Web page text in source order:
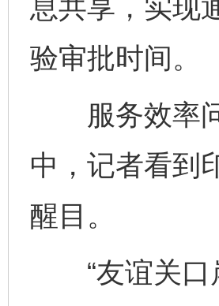
息共享，实现
验审批时间。
服务效率问
中，记者看到
醒目。
“友谊关口